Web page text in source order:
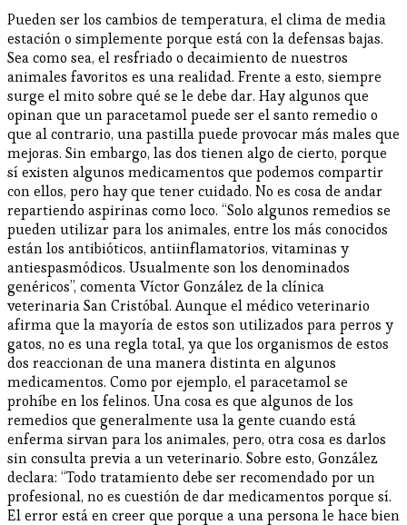
Pueden ser los cambios de temperatura, el clima de media
estación o simplemente porque está con la defensas bajas.
Sea como sea, el resfriado o decaimiento de nuestros
animales favoritos es una realidad. Frente a esto, siempre
surge el mito sobre qué se le debe dar. Hay algunos que
opinan que un paracetamol puede ser el santo remedio o
que al contrario, una pastilla puede provocar más males que
mejoras. Sin embargo, las dos tienen algo de cierto, porque
sí existen algunos medicamentos que podemos compartir
con ellos, pero hay que tener cuidado. No es cosa de andar
repartiendo aspirinas como loco. “Solo algunos remedios se
pueden utilizar para los animales, entre los más conocidos
están los antibióticos, antiinflamatorios, vitaminas y
antiespasmódicos. Usualmente son los denominados
genéricos”, comenta Víctor González de la clínica
veterinaria San Cristóbal. Aunque el médico veterinario
afirma que la mayoría de estos son utilizados para perros y
gatos, no es una regla total, ya que los organismos de estos
dos reaccionan de una manera distinta en algunos
medicamentos. Como por ejemplo, el paracetamol se
prohíbe en los felinos. Una cosa es que algunos de los
remedios que generalmente usa la gente cuando está
enferma sirvan para los animales, pero, otra cosa es darlos
sin consulta previa a un veterinario. Sobre esto, González
declara: “Todo tratamiento debe ser recomendado por un
profesional, no es cuestión de dar medicamentos porque sí.
El error está en creer que porque a una persona le hace bien